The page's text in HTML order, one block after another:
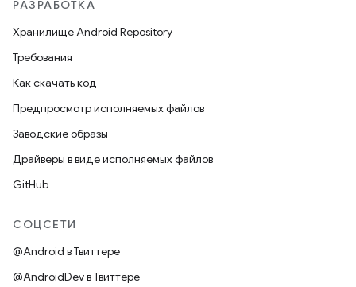
РАЗРАБОТКА
Хранилище Android Repository
Требования
Как скачать код
Предпросмотр исполняемых файлов
Заводские образы
Драйверы в виде исполняемых файлов
GitHub
СОЦСЕТИ
@Android в Твиттере
@AndroidDev в Твиттере